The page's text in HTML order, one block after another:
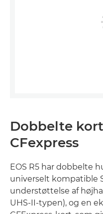
Dobbelte
CFexpress
EOS R5 har dobbelte
universelt kompatible
understøttelse af
UHS-II-typen), og en